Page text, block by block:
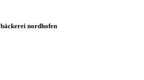
bäckerei nordhofen